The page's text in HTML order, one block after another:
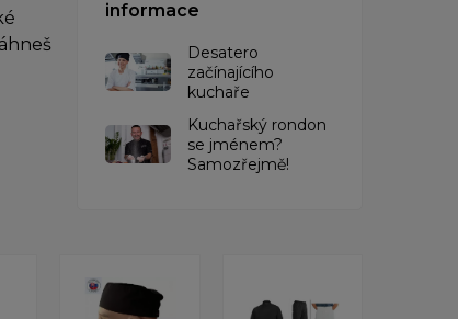
informace
Desatero
začínajícího
kuchaře
Kuchařský rondon
se jménem?
Samozřejmě!